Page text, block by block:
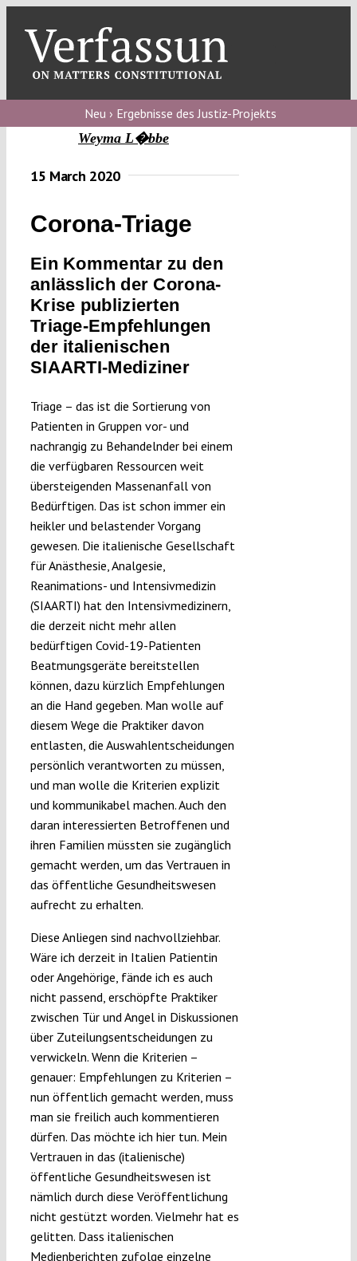
content
blog
Verfassungs
podcast
Verfassungs
editorial
About
Submissions
Funding
Projects
Neu › Ergebnisse des Justiz-Projekts
Weyma L�bbe
15 March 2020
Corona-Triage
Ein Kommentar zu den
anlässlich der Corona-
Krise publizierten
Triage-Empfehlungen
der italienischen
SIAARTI-Mediziner
Triage – das ist die Sortierung von
Patienten in Gruppen vor- und
nachrangig zu Behandelnder bei einem
die verfügbaren Ressourcen weit
übersteigenden Massenanfall von
Bedürftigen. Das ist schon immer ein
heikler und belastender Vorgang
gewesen. Die italienische Gesellschaft
für Anästhesie, Analgesie,
Reanimations- und Intensivmedizin
(SIAARTI) hat den Intensivmedizinern,
die derzeit nicht mehr allen
bedürftigen Covid-19-Patienten
Beatmungsgeräte bereitstellen
können, dazu kürzlich Empfehlungen
an die Hand gegeben. Man wolle auf
diesem Wege die Praktiker davon
entlasten, die Auswahlentscheidungen
persönlich verantworten zu müssen,
und man wolle die Kriterien explizit
und kommunikabel machen. Auch den
daran interessierten Betroffenen und
ihren Familien müssten sie zugänglich
gemacht werden, um das Vertrauen in
das öffentliche Gesundheitswesen
aufrecht zu erhalten.
Diese Anliegen sind nachvollziehbar.
Wäre ich derzeit in Italien Patientin
oder Angehörige, fände ich es auch
nicht passend, erschöpfte Praktiker
zwischen Tür und Angel in Diskussionen
über Zuteilungsentscheidungen zu
verwickeln. Wenn die Kriterien –
genauer: Empfehlungen zu Kriterien –
nun öffentlich gemacht werden, muss
man sie freilich auch kommentieren
dürfen. Das möchte ich hier tun. Mein
Vertrauen in das (italienische)
öffentliche Gesundheitswesen ist
nämlich durch diese Veröffentlichung
nicht gestützt worden. Vielmehr hat es
gelitten. Dass italienischen
Medienberichten zufolge einzelne